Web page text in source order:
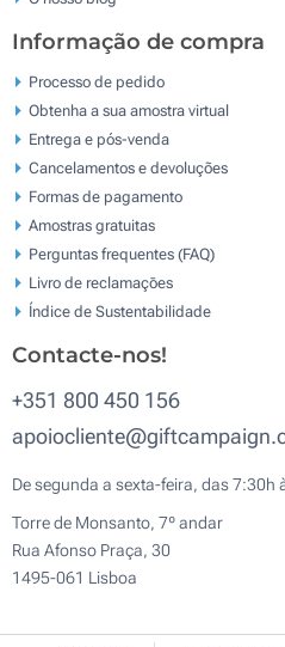
Informação de compra
Processo de pedido
Obtenha a sua amostra virtual
Entrega e pós-venda
Cancelamentos e devoluções
Formas de pagamento
Amostras gratuitas
Perguntas frequentes (FAQ)
Livro de reclamaçōes
Índice de Sustentabilidade
Contacte-nos!
+351 800 450 156
De segunda a sexta-feira, das 7:30h
Torre de Monsanto, 7º andar
Rua Afonso Praça, 30
1495-061 Lisboa